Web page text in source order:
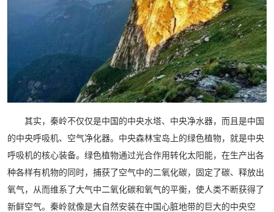
其实，秦岭不仅仅是中国的中央水塔、中央净水器，而且是中国
的中央呼吸机、空气净化器。中央森林宝岛上的绿色植物，就是中央
呼吸机的核心装备。绿色植物通过光合作用转化太阳能，在生产出各
种各样有机物的同时，捕获了空气中的二氧化碳，固定了碳、释放出
氧气，从而维系了大气中二氧化碳和氧气的平衡，使人类不断获得了
新鲜空气。秦岭就像是大自然安装在中国心脏地带的巨大的中央空